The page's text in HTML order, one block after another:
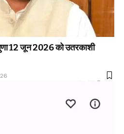
12 जून 2026 को उतरकाशी